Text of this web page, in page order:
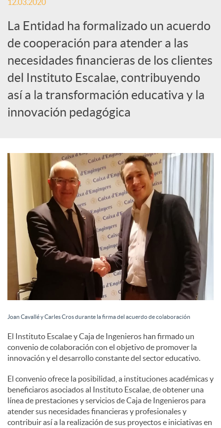
c
i
a
e
s
12.03.2020
La Entidad ha formalizado un acuerdo
de cooperación para atender a las
necesidades financieras de los clientes
del Instituto Escalae, contribuyendo
así a la transformación educativa y la
innovación pedagógica
Joan Cavallé y Carles Cros durante la firma del acuerdo de colaboración
El Instituto Escalae y Caja de Ingenieros han firmado un
convenio de colaboración con el objetivo de promover la
innovación y el desarrollo constante del sector educativo.
El convenio ofrece la posibilidad, a instituciones académicas y
beneficiaros asociados al Instituto Escalae, de obtener una
línea de prestaciones y servicios de Caja de Ingenieros para
atender sus necesidades financieras y profesionales y
contribuir así a la realización de sus proyectos e iniciativas en